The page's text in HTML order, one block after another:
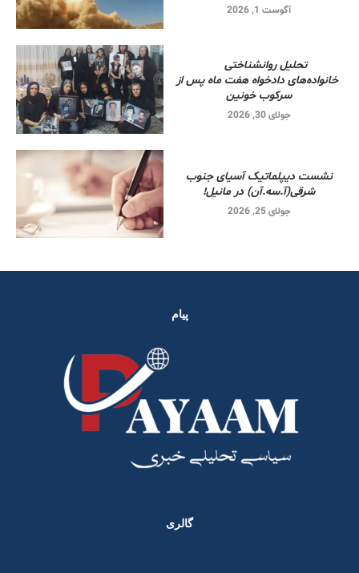
آگوست 1, 2026
تحلیل روانشناختی
خانواده‌های دادخواه هفت ماه پس از
سرکوب خونین
جولای 30, 2026
نشست دیپلماتیک آسیای جنوب
شرقی‌(آ.سه.آن) در مانیل!
جولای 25, 2026
پیام
گالری